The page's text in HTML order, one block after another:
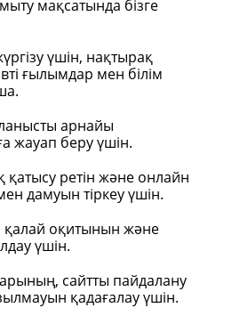
мақсатында бізге
үшін, нақтырақ
ғылымдар мен білім
арнайы
жауап беру үшін.
ретін және онлайн
дамуын тіркеу үшін.
қалай оқитынын және
үшін.
сайтты пайдалану
қадағалау үшін.